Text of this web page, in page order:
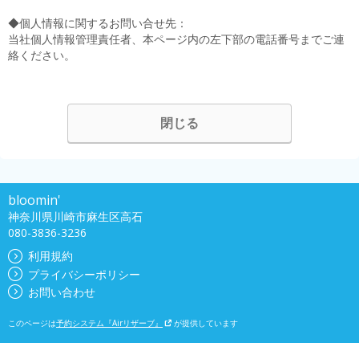
◆個人情報に関するお問い合せ先：
当社個人情報管理責任者、本ページ内の左下部の電話番号までご連
絡ください。
閉じる
bloomin'
神奈川県川崎市麻生区高石
080-3836-3236
利用規約
プライバシーポリシー
お問い合わせ
このページは予約システム『Airリザーブ』 が提供しています